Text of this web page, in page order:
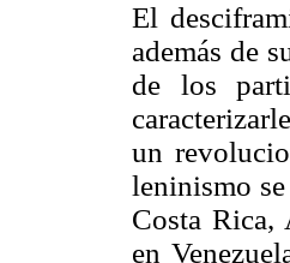
El
además de
de los
un
leninismo
Costa Rica,
en